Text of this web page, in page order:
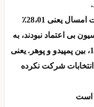
ایضاء با نگاهی به رکورد غیبت در انتخابات امسال یعنی 28،01٪
بی اعتماد نبودند، به
استثناء دومین مرحله انتخابات سال 1969، بین پمپیدو و پوهر. یعنی
شرکت نکرده
است